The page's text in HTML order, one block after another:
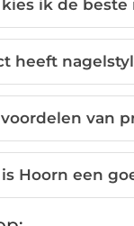
kies ik de
heeft
van
Hoorn een